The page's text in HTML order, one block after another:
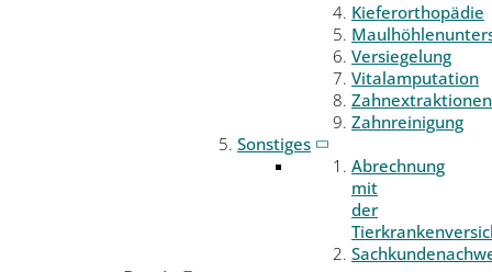
Kieferorthopädie
Versiegelung
Vitalamputation
Zahnextraktionen
Zahnreinigung
Sonstiges
Abrechnung
mit
der